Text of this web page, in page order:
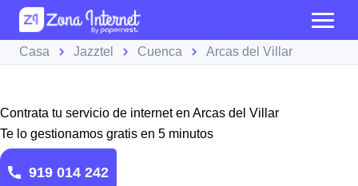
Casa Jazztel Cuenca Arcas del Villar
Contrata tu servicio de internet en Arcas del Villar
Te lo gestionamos gratis en 5 minutos
919 014 242